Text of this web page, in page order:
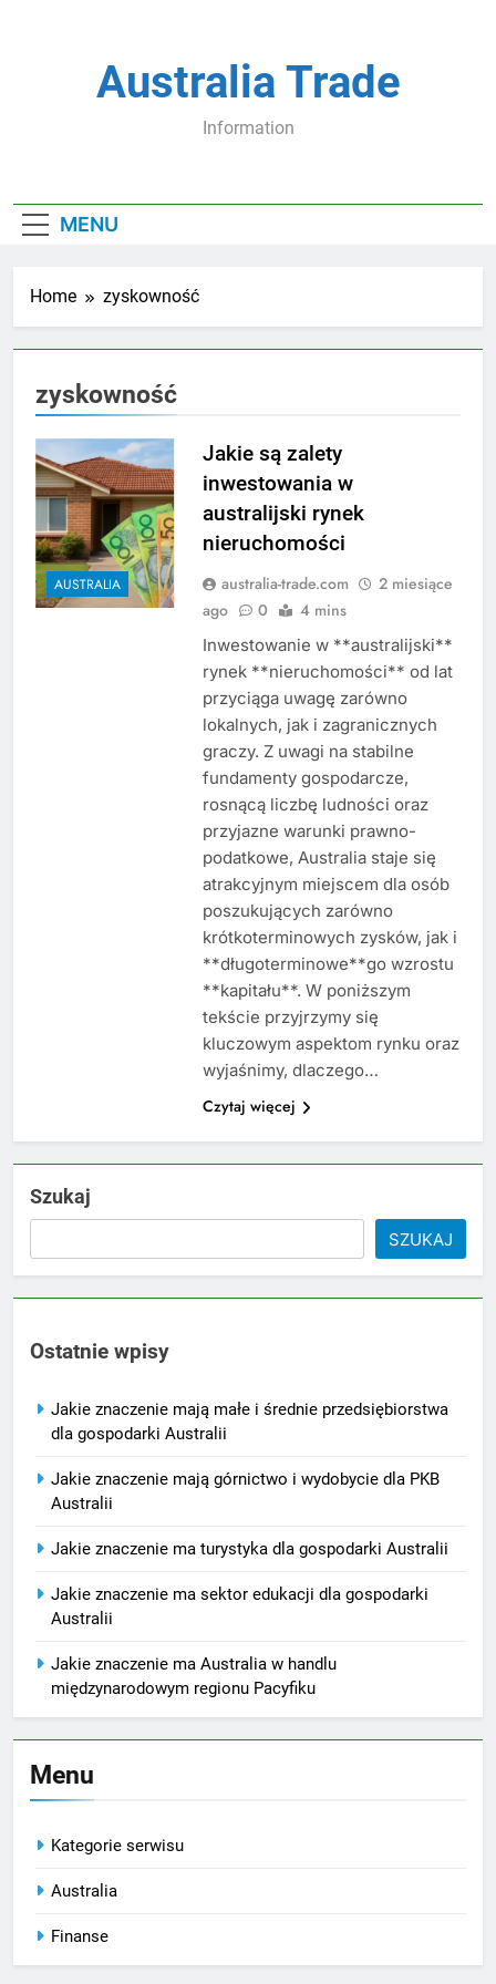
Australia Trade
Information
MENU
Home zyskowność
zyskowność
AUSTRALIA
Jakie są zalety
inwestowania w
australijski rynek
nieruchomości
australia-trade.com
2 miesiące
ago
0 4 mins
Inwestowanie w **australijski**
rynek **nieruchomości** od lat
przyciąga uwagę zarówno
lokalnych, jak i zagranicznych
graczy. Z uwagi na stabilne
fundamenty gospodarcze,
rosnącą liczbę ludności oraz
przyjazne warunki prawno-
podatkowe, Australia staje się
atrakcyjnym miejscem dla osób
poszukujących zarówno
krótkoterminowych zysków, jak i
**długoterminowe**go wzrostu
**kapitału**. W poniższym
tekście przyjrzymy się
kluczowym aspektom rynku oraz
wyjaśnimy, dlaczego…
Czytaj więcej
Szukaj
SZUKAJ
Ostatnie wpisy
Jakie znaczenie mają małe i średnie przedsiębiorstwa
dla gospodarki Australii
Jakie znaczenie mają górnictwo i wydobycie dla PKB
Australii
Jakie znaczenie ma turystyka dla gospodarki Australii
Jakie znaczenie ma sektor edukacji dla gospodarki
Australii
Jakie znaczenie ma Australia w handlu
międzynarodowym regionu Pacyfiku
Menu
Kategorie serwisu
Australia
Finanse